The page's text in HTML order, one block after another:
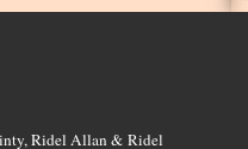
Ridel Allan & Ridel